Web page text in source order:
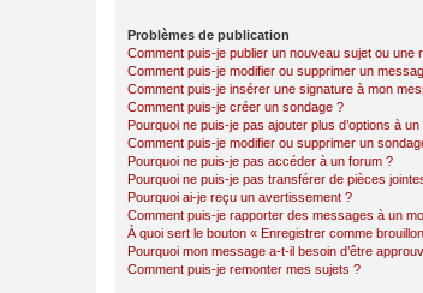
Problèmes de publication
Comment puis-je publier un nouveau sujet ou une
Comment puis-je modifier ou supprimer un
Comment puis-je insérer une signature à mon
Comment puis-je créer un sondage ?
Pourquoi ne puis-je pas ajouter plus d’options à
Comment puis-je modifier ou supprimer un
Pourquoi ne puis-je pas accéder à un forum ?
Pourquoi ne puis-je pas transférer de pièces
Pourquoi ai-je reçu un avertissement ?
Comment puis-je rapporter des messages à un
À quoi sert le bouton « Enregistrer comme
Pourquoi mon message a-t-il besoin d’être
Comment puis-je remonter mes sujets ?